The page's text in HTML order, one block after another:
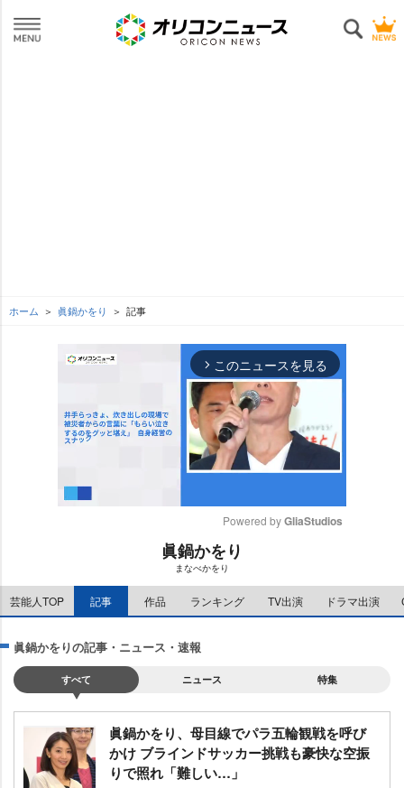
ホーム 眞鍋かをり 記事
arrow_forward_ios このニュースを見る
e
Powered by GliaStudios
眞鍋かをり
まなべかをり
芸能人TOP 記事 作品 ランキング TV出演 ドラマ出演
眞鍋かをりの記事・ニュース・速報
すべて ニュース 特集
眞鍋かをり、母目線でパラ五輪観戦を呼び
かけ ブラインドサッカー挑戦も豪快な空振
りで照れ「難しい…」